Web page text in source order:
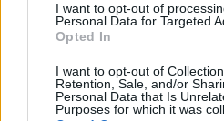
I want to opt-out of
Personal Data for Targeted
Opted In
I want to opt-out of
Retention, Sale, and/or
Personal Data that Is
Purposes for which it was
ειδήσεις.
Βάλε το proson.gr